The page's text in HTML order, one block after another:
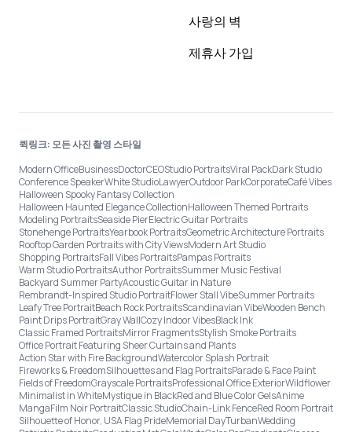
사랑의 벽
제휴사 가입
퀵링크: 모든 사진 촬영 스타일
Modern OfficeBusinessDoctorCEOStudio PortraitsViral PackDark Studio
Conference SpeakerWhite StudioLawyerOutdoor ParkCorporateCafé Vibes
Halloween Spooky Fantasy Collection
Halloween Haunted Elegance CollectionHalloween Themed Portraits
Modeling PortraitsSeaside PierElectric Guitar Portraits
Stonehenge PortraitsYearbook PortraitsGeometric Architecture Portraits
Rooftop Garden Portraits with City ViewsModern Art Studio
Shopping PortraitsFall Vibes PortraitsPampas Portraits
Warm Studio PortraitsAuthor PortraitsSummer Music Festival
Backyard Summer PartyAcoustic Guitar in Nature
Rembrandt-Inspired Studio PortraitFlower Stall VibeSummer Portraits
Leafy Tree PortraitBeach Rock PortraitsScandinavian VibeWooden Bench
Paint Drips PortraitGray WallCozy Indoor VibesBlack Ink
Classic Framed PortraitsMirror FragmentsStylish Smoke Portraits
Office Portrait Featuring Sheer Curtains and Plants
Action Star with Fire BackgroundWatercolor Splash Portrait
Fireworks & FreedomSilhouettes and Flag PortraitsParade & Face Paint
Fields of FreedomGrayscale PortraitsProfessional Office ExteriorWildflower
Minimalist in WhiteMystique in BlackRed and Blue Color GelsAnime
MangaFilm Noir PortraitClassic StudioChain-Link FenceRed Room Portrait
Silhouette of Honor, USA Flag PrideMemorial DayTurbanWedding